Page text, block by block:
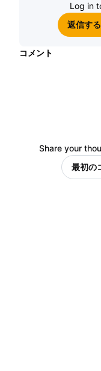
Log in
返信す
コメント
Share your
最初の